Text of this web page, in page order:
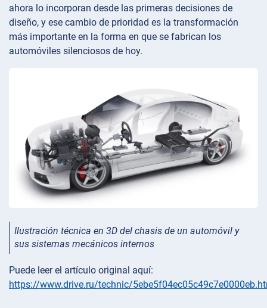
ahora lo incorporan desde las primeras decisiones de
diseño, y ese cambio de prioridad es la transformación
más importante en la forma en que se fabrican los
automóviles silenciosos de hoy.
Ilustración técnica en 3D del chasis de un automóvil y
sus sistemas mecánicos internos
Puede leer el artículo original aquí:
https://www.drive.ru/technic/